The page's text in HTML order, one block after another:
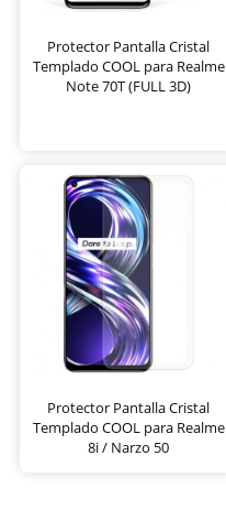
Protector Pantalla Cristal
Templado COOL para Realme
Note 70T (FULL 3D)
Protector Pantalla Cristal
Templado COOL para Realme
8i / Narzo 50